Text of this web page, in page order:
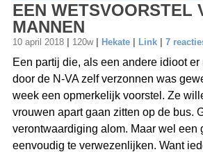
EEN WETSVOORSTEL
MANNEN
10 april 2018 120w Hekate Link 7
Een partij die, als een andere idioot
door de N-VA zelf verzonnen was
week een opmerkelijk voorstel. Ze
vrouwen apart gaan zitten op de bus.
verontwaardiging alom. Maar wel een
eenvoudig te verwezenlijken. Want